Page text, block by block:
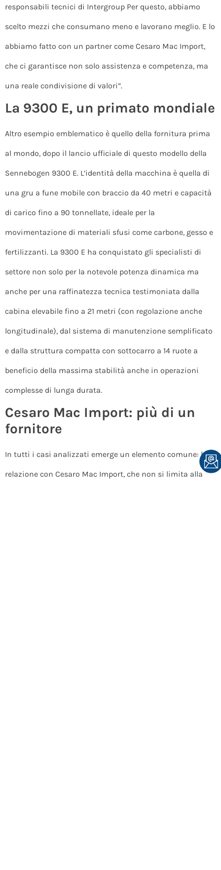
responsabili tecnici di Intergroup Per questo, abbiamo
scelto mezzi che consumano meno e lavorano meglio. E lo
abbiamo fatto con un partner come Cesaro Mac Import,
che ci garantisce non solo assistenza e competenza, ma
una reale condivisione di valori”.
La 9300 E, un primato mondiale
Altro esempio emblematico è quello della fornitura prima
al mondo, dopo il lancio ufficiale di questo modello della
Sennebogen 9300 E. L’identità della macchina è quella di
una gru a fune mobile con braccio da 40 metri e capacità
di carico fino a 90 tonnellate, ideale per la
movimentazione di materiali sfusi come carbone, gesso e
fertilizzanti. La 9300 E ha conquistato gli specialisti di
settore non solo per la notevole potenza dinamica ma
anche per una raffinatezza tecnica testimoniata dalla
cabina elevabile fino a 21 metri (con regolazione anche
longitudinale), dal sistema di manutenzione semplificato
e dalla struttura compatta con sottocarro a 14 ruote a
beneficio della massima stabilità anche in operazioni
complesse di lunga durata.
Cesaro Mac Import: più di un
fornitore
In tutti i casi analizzati emerge un elemento comune: la
relazione con Cesaro Mac Import, che non si limita alla